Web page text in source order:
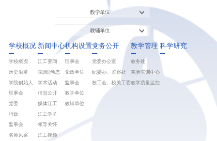
教学单位
教辅单位
学校概况
学校概况
历史沿革
学院创始人
理事会
党委
行政
监事会
名师风采
新闻中心
江工要闻
院(部)动态
学术活动
信息公开
媒体江工
江工学子
领导关怀
江工视频
机构设置
理事会
党政单位
监事会
教学单位
教辅单位
党务公开
党委办公室
纪委办、监察处
校工会、校关工委
教学管理
教务处
实验实训中心
教学质量监控
科学研究